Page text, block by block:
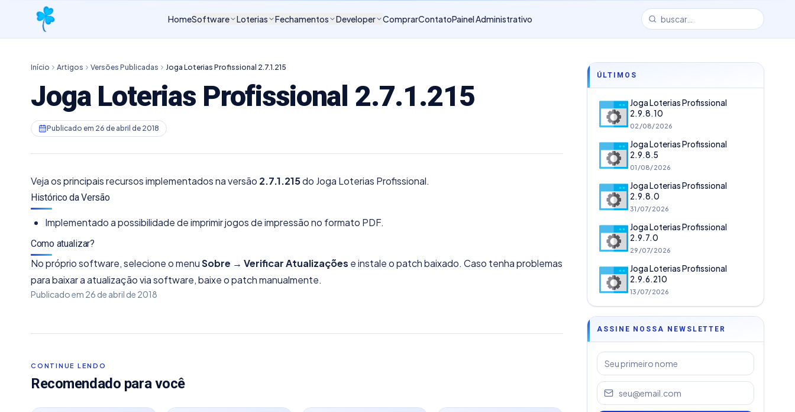
HomeSoftware Loterias Fechamentos Developer ComprarContatoPainel Administrativo
Início Artigos Versões Publicadas Joga Loterias Profissional 2.7.1.215
Joga Loterias Profissional 2.7.1.215
Publicado em 26 de abril de 2018
Veja os principais recursos implementados na versão 2.7.1.215do Joga Loterias Profissional.
Histórico da Versão
Implementado a possibilidade de imprimir jogos de impressão no formato PDF.
Como atualizar?
No próprio software, selecione o menuSobre → Verificar Atualizações e instale o patch baixado. Caso tenha problemas
para baixar a atualização via software, baixe o patch manualmente.
Publicado em 26 de abril de 2018
CONTINUE LENDO
Recomendado para você
ÚLTIMOS
Joga Loterias Profissional
2.9.8.10
02/08/2026
Joga Loterias Profissional
2.9.8.5
01/08/2026
Joga Loterias Profissional
2.9.8.0
31/07/2026
Joga Loterias Profissional
2.9.7.0
29/07/2026
Joga Loterias Profissional
2.9.6.210
13/07/2026
ASSINE NOSSA NEWSLETTER